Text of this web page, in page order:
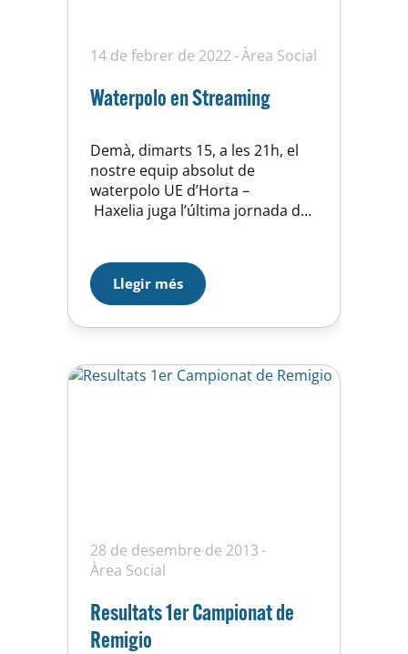
14 de febrer de 2022 Àrea Social
Waterpolo en Streaming
Demà, dimarts 15, a les 21h, el
nostre equip absolut de
waterpolo UE d’Horta –
Haxelia juga l’última jornada de
per a passar amb el màxim de
punts possibles a la segona fase.
Juguem a la nostra piscina i
podràs veure-ho en streaming al
mitjançant…
Llegir més
28 de desembre de 2013
Àrea Social
Resultats 1er Campionat de
Remigio